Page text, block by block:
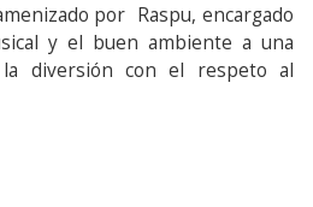
por Raspu, encargado
y el buen ambiente a una
diversión con el respeto al